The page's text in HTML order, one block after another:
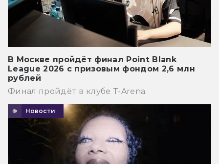
В Москве пройдёт финал Point Blank
League 2026 с призовым фондом 2,6 млн
рублей
Финал пройдёт в клубе T-Arena.
Новости